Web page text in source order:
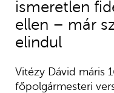
ismeretlen
ellen – már
elindul
Vitézy Dávid máris
főpolgármesteri